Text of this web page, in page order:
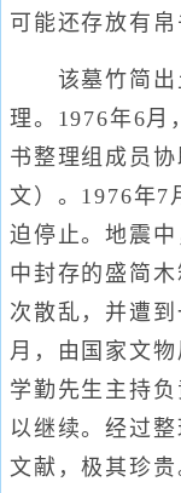
可能还存放有帛
该墓竹简出
理。1976年6月
书整理组成员
文）。1976年7
迫停止。地震
中封存的盛简
次散乱，并遭
月，由国家文
学勤先生主持
以继续。经过
文献，极其珍